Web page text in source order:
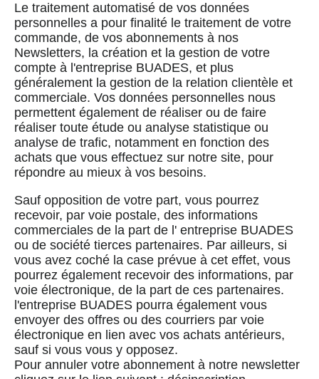
Le traitement automatisé de vos données
personnelles a pour finalité le traitement de votre
commande, de vos abonnements à nos
Newsletters, la création et la gestion de votre
compte à l'entreprise BUADES, et plus
généralement la gestion de la relation clientèle et
commerciale. Vos données personnelles nous
permettent également de réaliser ou de faire
réaliser toute étude ou analyse statistique ou
analyse de trafic, notamment en fonction des
achats que vous effectuez sur notre site, pour
répondre au mieux à vos besoins.
Sauf opposition de votre part, vous pourrez
recevoir, par voie postale, des informations
commerciales de la part de l' entreprise BUADES
ou de société tierces partenaires. Par ailleurs, si
vous avez coché la case prévue à cet effet, vous
pourrez également recevoir des informations, par
voie électronique, de la part de ces partenaires.
l'entreprise BUADES pourra également vous
envoyer des offres ou des courriers par voie
électronique en lien avec vos achats antérieurs,
sauf si vous vous y opposez.
Pour annuler votre abonnement à notre newsletter